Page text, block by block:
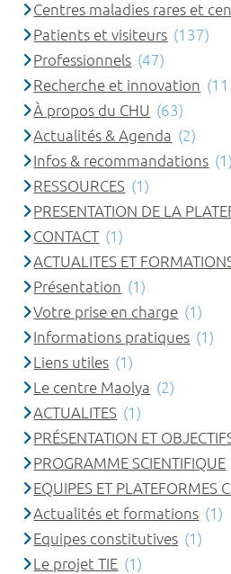
Centres maladies rares et
Patients et visiteurs (137)
Professionnels (47)
Recherche et innovation
À propos du CHU (63)
Actualités & Agenda (2)
Infos & recommandations (1)
RESSOURCES (1)
PRESENTATION DE LA
CONTACT (1)
ACTUALITES ET
Présentation (1)
Votre prise en charge (1)
Informations pratiques (1)
Liens utiles (1)
Le centre Maolya (2)
ACTUALITES (1)
PRÉSENTATION ET
PROGRAMME SCIENTIFIQUE
EQUIPES ET PLATEFORMES
Actualités et formations (1)
Equipes constitutives (1)
Le projet TIE (1)